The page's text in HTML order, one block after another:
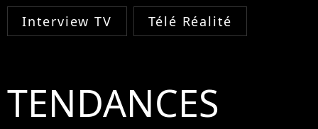
Interview TV Télé Réalité
TENDANCES